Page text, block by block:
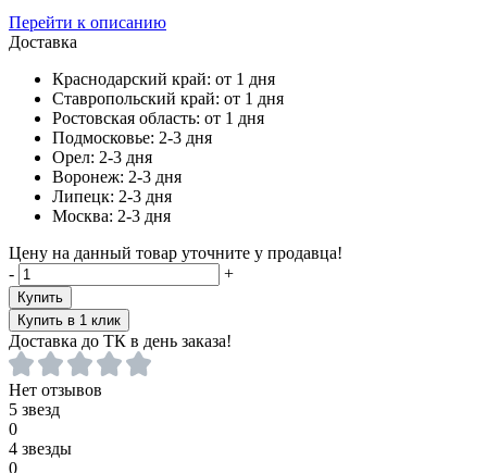
Перейти к описанию
Доставка
Краснодарский край: от 1 дня
Ставропольский край: от 1 дня
Ростовская область: от 1 дня
Подмосковье: 2-3 дня
Орел: 2-3 дня
Воронеж: 2-3 дня
Липецк: 2-3 дня
Москва: 2-3 дня
Цену на данный товар уточните у продавца!
-
+
Купить
Купить в 1 клик
Доставка до ТК в день заказа!
Нет отзывов
5 звезд
0
4 звезды
0